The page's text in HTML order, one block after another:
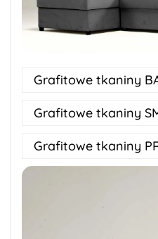
Grafitowe tkaniny
Grafitowe tkaniny
Grafitowe tkaniny